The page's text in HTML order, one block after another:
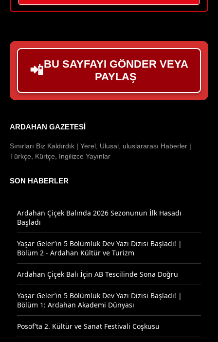
📲BU SAYFAYI GÖNDER VEYA
PAYLAŞ
ARDAHAN GAZETESI
Sınırları Biz Kaldırdık | Yerel, Ulusal, uluslararası Haberler |
Türkçe, Kürtçe, İngilizce Yayınlar
SON HABERLER
Ardahan Çiçek Balında 2026 Sezonunun İlk Hasadı
Başladı
Yaşar Geler’in 5 Bölümlük Dev Yazı Dizisi Başladı! |
Bölüm 2 - Ardahan Kültür ve Turizm
Ardahan Çiçek Balı İçin AB Tescilinde Sona Doğru
Yaşar Geler’in 5 Bölümlük Dev Yazı Dizisi Başladı! |
Bölüm 1: Ardahan Akademi Dünyası
Posof’ta 2. Kültür ve Sanat Festivali Coşkusu